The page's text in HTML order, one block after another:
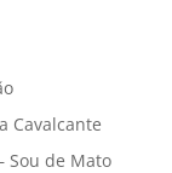
Cavalcante
Sou de Mato